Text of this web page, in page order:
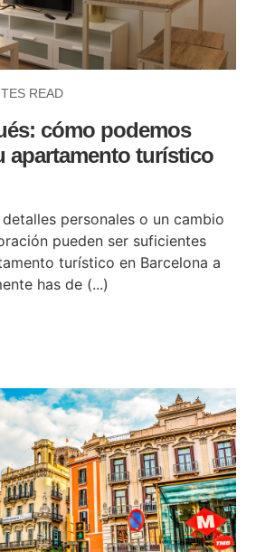
READ
cómo podemos
apartamento turístico
personales o un cambio
pueden ser suficientes
turístico en Barcelona a
has de (...)